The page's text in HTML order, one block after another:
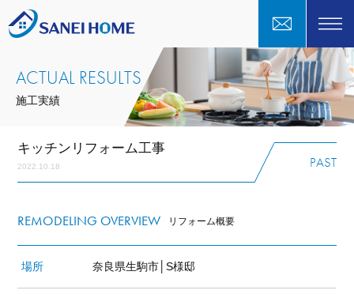
ACTUAL RESULTS
施工実績
PAST
キッチンリフォーム工事
2022.10.18
REMODELING OVERVIEW リフォーム概要
場所 奈良県生駒市│S様邸